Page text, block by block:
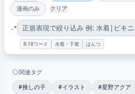
漫画のみ
クリア
.*
R-18ワード 水着・下着 ぱんつ
関連タグ
#推しの子
#イラスト #星野アクア